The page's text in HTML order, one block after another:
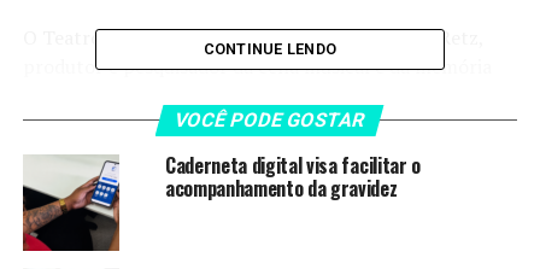
O Teatro de Arena passará a se chamar Ricardo Retz,
produtor e pesquisador da cena musical e da memória
materiais de shows e pela participação em ações
culturais de preservação musical.
“Essas homenagens
CONTINUE LENDO
VOCÊ PODE GOSTAR
Caderneta digital visa facilitar o
acompanhamento da gravidez